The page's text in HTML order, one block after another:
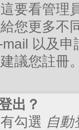
要看管理
您更多不
以及
議您註冊
出？
勾選 自動